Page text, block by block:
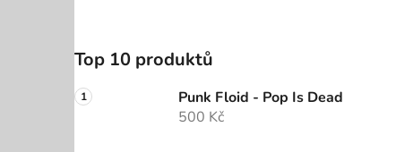
Top 10 produktů
Punk Floid - Pop Is Dead
500 Kč